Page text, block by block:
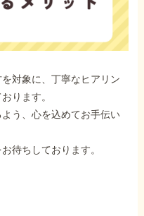
対象に、丁寧なヒアリン
ります。
う、心を込めてお手伝い
待ちしております。